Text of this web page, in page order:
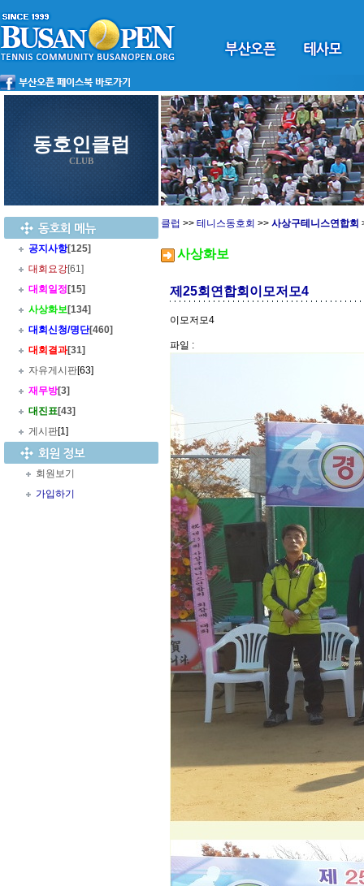
동호인클럽
CLUB
공지사항[125]
대회요강[61]
대회일정 [15]
사상화보[134]
대회신청/명단[460]
대회결과[31]
자유게시판[63]
재무방[3]
대진표[43]
게시판[1]
회원보기
가입하기
클럽 >> 테니스동호회 >> 사상구테니스연합회
사상화보
제25회연합회이모저모4
이모저모4
파일 :